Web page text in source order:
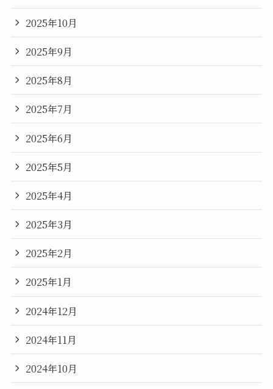
2025年10月
2025年9月
2025年8月
2025年7月
2025年6月
2025年5月
2025年4月
2025年3月
2025年2月
2025年1月
2024年12月
2024年11月
2024年10月